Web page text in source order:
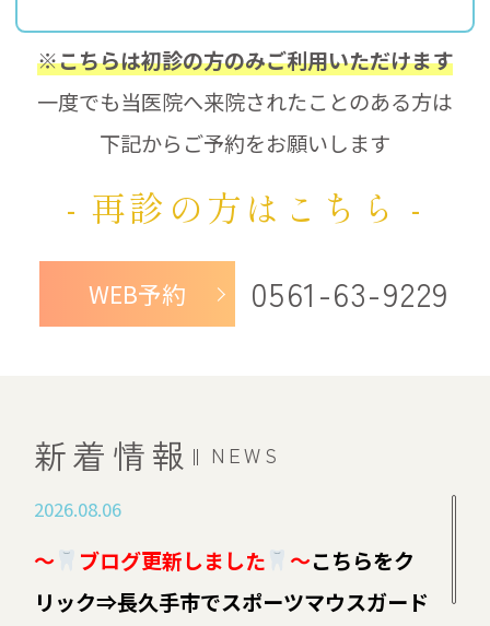
※こちらは初診の方のみご利用いただけます
一度でも当医院へ来院されたことのある方は
下記からご予約をお願いします
- 再診の方はこちら -
WEB予約 0561-63-9229
新着情報 NEWS
2026.08.06
～ ブログ更新しました ～こちらをク
リック⇒長久手市でスポーツマウスガード